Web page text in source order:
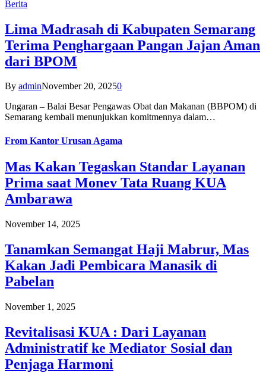
Berita
Lima Madrasah di Kabupaten Semarang
Terima Penghargaan Pangan Jajan Aman
dari BPOM
By adminNovember 20, 20250
Ungaran – Balai Besar Pengawas Obat dan Makanan (BBPOM) di
Semarang kembali menunjukkan komitmennya dalam…
From Kantor Urusan Agama
Mas Kakan Tegaskan Standar Layanan
Prima saat Monev Tata Ruang KUA
Ambarawa
November 14, 2025
Tanamkan Semangat Haji Mabrur, Mas
Kakan Jadi Pembicara Manasik di
Pabelan
November 1, 2025
Revitalisasi KUA : Dari Layanan
Administratif ke Mediator Sosial dan
Penjaga Harmoni